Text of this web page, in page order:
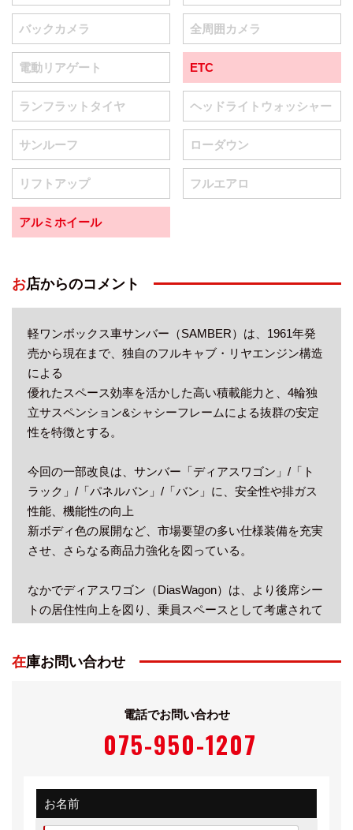
バックカメラ 全周囲カメラ
電動リアゲート ETC
ランフラットタイヤ ヘッドライトウォッシャー
サンルーフ ローダウン
リフトアップ フルエアロ
アルミホイール
お店からのコメント
軽ワンボックス車サンバー（SAMBER）は、1961年発
売から現在まで、独自のフルキャブ・リヤエンジン構造
による
優れたスペース効率を活かした高い積載能力と、4輪独
立サスペンション&シャシーフレームによる抜群の安定
性を特徴とする。
今回の一部改良は、サンバー「ディアスワゴン」/「ト
ラック」/「パネルバン」/「バン」に、安全性や排ガス
性能、機能性の向上
新ボディ色の展開など、市場要望の多い仕様装備を充実
させ、さらなる商品力強化を図っている。
なかでディアスワゴン（DiasWagon）は、より後席シー
トの居住性向上を図り、乗員スペースとして考慮されて
サンバーシリーズ共通の、荷台下後輪の後ろに搭載され
デルが58馬力、自然吸気のモデルが48馬力を発生する。
組み合わされるミッションは、インパネシフト3速AT
か、フロアシフト5速MT。
在庫お問い合わせ
電話でお問い合わせ
075-950-1207
お名前